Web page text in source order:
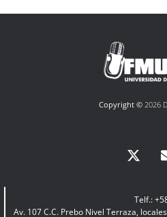
Copyright © 2026
Telf.:
Av. 107 C.C. Prebo Nivel Terraza,